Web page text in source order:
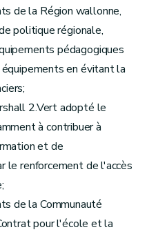
de la Région wallonne,
politique régionale,
pédagogiques
en évitant la
2.Vert adopté le
à contribuer à
et de
le renforcement de l'accès
de la Communauté
pour l'école et la